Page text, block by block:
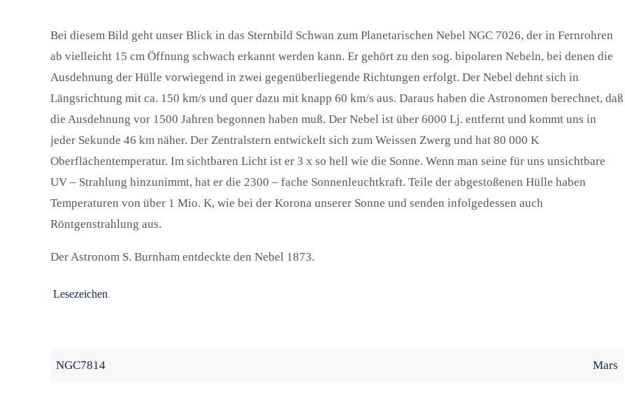
Bei diesem Bild geht unser Blick in das Sternbild Schwan zum Planetarischen Nebel NGC 7026, der in Fernrohren
ab vielleicht 15 cm Öffnung schwach erkannt werden kann. Er gehört zu den sog. bipolaren Nebeln, bei denen die
Ausdehnung der Hülle vorwiegend in zwei gegenüberliegende Richtungen erfolgt. Der Nebel dehnt sich in
Längsrichtung mit ca. 150 km/s und quer dazu mit knapp 60 km/s aus. Daraus haben die Astronomen berechnet, daß
die Ausdehnung vor 1500 Jahren begonnen haben muß. Der Nebel ist über 6000 Lj. entfernt und kommt uns in
jeder Sekunde 46 km näher. Der Zentralstern entwickelt sich zum Weissen Zwerg und hat 80 000 K
Oberflächentemperatur. Im sichtbaren Licht ist er 3 x so hell wie die Sonne. Wenn man seine für uns unsichtbare
UV – Strahlung hinzunimmt, hat er die 2300 – fache Sonnenleuchtkraft. Teile der abgestoßenen Hülle haben
Temperaturen von über 1 Mio. K, wie bei der Korona unserer Sonne und senden infolgedessen auch
Röntgenstrahlung aus.
Der Astronom S. Burnham entdeckte den Nebel 1873.
Lesezeichen.
NGC7814 Mars